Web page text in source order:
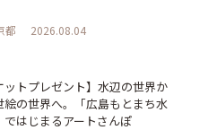
都 2026.08.04
ットプレゼント】水辺の世界か
絵の世界へ。「広島もとまち水
ではじまるアートさんぽ